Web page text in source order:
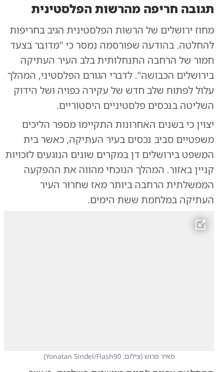
תגובה חריפה מהרשות הפלסטינית
מחוז ירושלים של הרשות הפלסטינית הגיב בחריפות
להחלטה. בהודעה שפורסמה נמסר כי "מדובר בצעד
חמור של הרחבה התנחלותית בלב העיר העתיקה
בירושלים הכבושה". לדברי הגורם הפלסטיני, המהלך
עלול לפתוח שלב חדש של עקירה כפויה ושל הידוק
השליטה בנכסים פלסטיניים היסטוריים.
יצוין כי בשנים האחרונות התקיימו מספר הליכים
משפטיים סביב נכסים בעיר העתיקה, כאשר בית
המשפט בירושלים דן במקרים שונים הנוגעים לזכויות
קניין באזור. המהלך הנוכחי מהווה את ההפקעה
הממשלתית הרחבה ביותר מאז שחרור העיר
העתיקה במלחמת ששת הימים.
מאיר פרוש (צילום: Yonatan Sindel/Flash90 )